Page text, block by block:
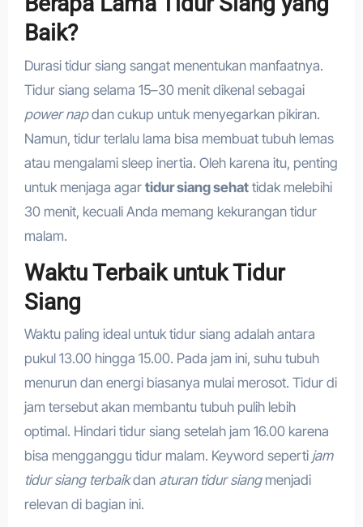
Baik?
Durasi tidur siang sangat menentukan manfaatnya.
Tidur siang selama 15–30 menit dikenal sebagai
power napdan cukup untuk menyegarkan pikiran.
Namun, tidur terlalu lama bisa membuat tubuh lemas
atau mengalami sleep inertia. Oleh karena itu, penting
untuk menjaga agar tidur siang sehattidak melebihi
30 menit, kecuali Anda memang kekurangan tidur
malam.
Waktu Terbaik untuk Tidur
Siang
Waktu paling ideal untuk tidur siang adalah antara
pukul 13.00 hingga 15.00. Pada jam ini, suhu tubuh
menurun dan energi biasanya mulai merosot. Tidur di
jam tersebut akan membantu tubuh pulih lebih
optimal. Hindari tidur siang setelah jam 16.00 karena
bisa mengganggu tidur malam. Keyword seperti jam
tidur siang terbaikdan aturan tidur siangmenjadi
relevan di bagian ini.